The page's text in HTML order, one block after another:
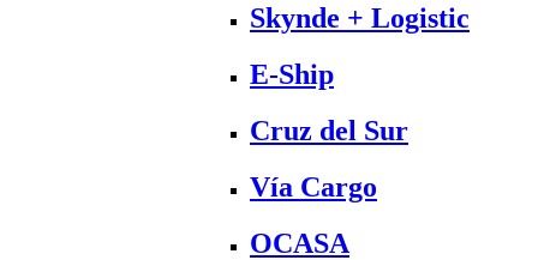
Skynde + Logistic
E-Ship
Cruz del Sur
Vía Cargo
OCASA